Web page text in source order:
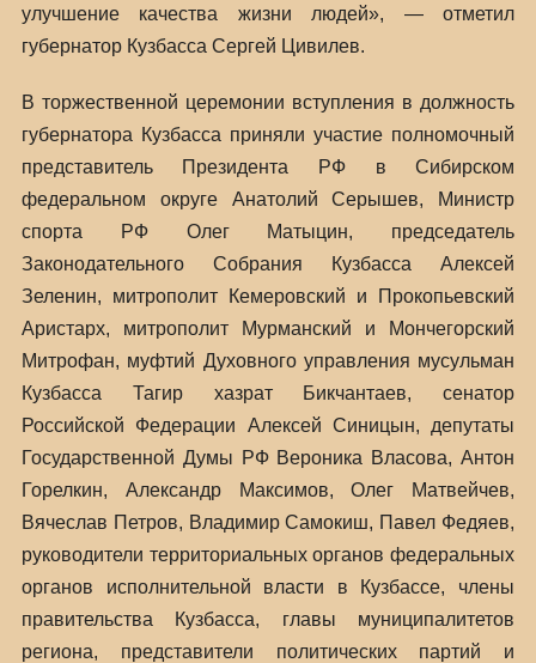
улучшение качества жизни людей», — отметил
губернатор Кузбасса Сергей Цивилев.
В торжественной церемонии вступления в должность
губернатора Кузбасса приняли участие полномочный
представитель Президента РФ в Сибирском
федеральном округе Анатолий Серышев, Министр
спорта РФ Олег Матыцин, председатель
Законодательного Собрания Кузбасса Алексей
Зеленин, митрополит Кемеровский и Прокопьевский
Аристарх, митрополит Мурманский и Мончегорский
Митрофан, муфтий Духовного управления мусульман
Кузбасса Тагир хазрат Бикчантаев, сенатор
Российской Федерации Алексей Синицын, депутаты
Государственной Думы РФ Вероника Власова, Антон
Горелкин, Александр Максимов, Олег Матвейчев,
Вячеслав Петров, Владимир Самокиш, Павел Федяев,
руководители территориальных органов федеральных
органов исполнительной власти в Кузбассе, члены
правительства Кузбасса, главы муниципалитетов
региона, представители политических партий и